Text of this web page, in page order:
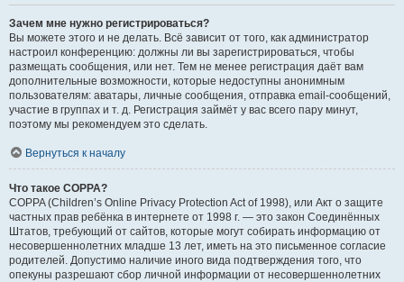
Зачем мне нужно регистрироваться?
Вы можете этого и не делать. Всё зависит от того, как администратор
настроил конференцию: должны ли вы зарегистрироваться, чтобы
размещать сообщения, или нет. Тем не менее регистрация даёт вам
дополнительные возможности, которые недоступны анонимным
пользователям: аватары, личные сообщения, отправка email-сообщений,
участие в группах и т. д. Регистрация займёт у вас всего пару минут,
поэтому мы рекомендуем это сделать.
Вернуться к началу
Что такое COPPA?
COPPA (Children’s Online Privacy Protection Act of 1998), или Акт о защите
частных прав ребёнка в интернете от 1998 г. — это закон Соединённых
Штатов, требующий от сайтов, которые могут собирать информацию от
несовершеннолетних младше 13 лет, иметь на это письменное согласие
родителей. Допустимо наличие иного вида подтверждения того, что
опекуны разрешают сбор личной информации от несовершеннолетних